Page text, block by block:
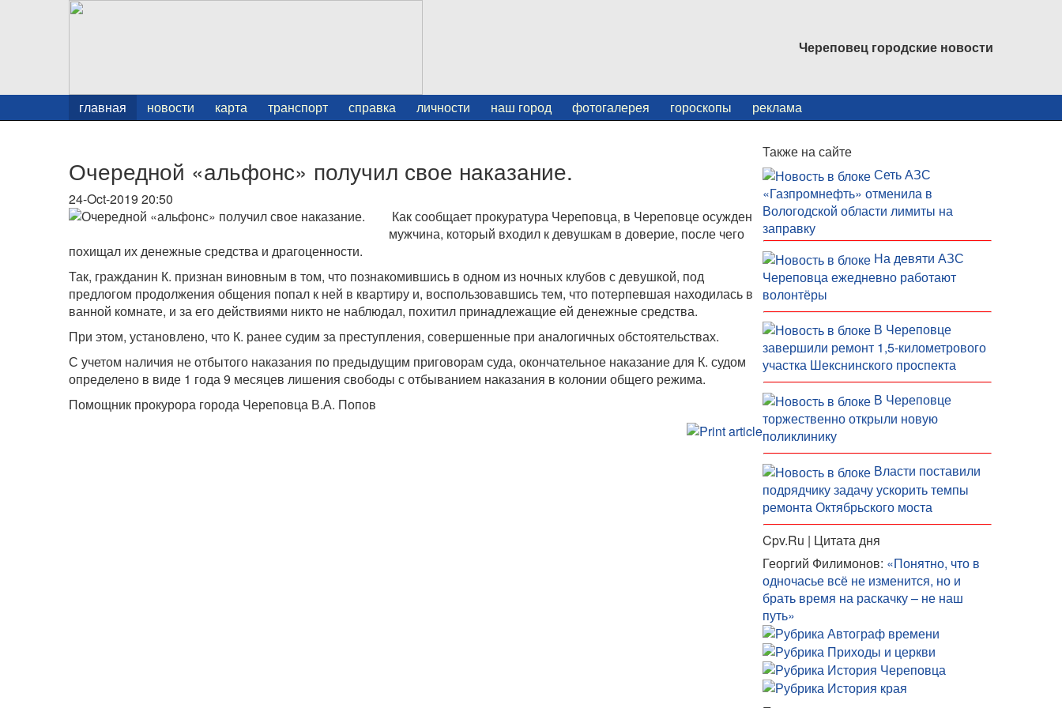
Череповец городские новости
главная новости карта транспорт справка личности наш город фотогалерея гороскопы реклама
Очередной «альфонс» получил свое наказание.
24-Oct-2019 20:50
Как сообщает прокуратура Череповца, в Череповце осужден
мужчина, который входил к девушкам в доверие, после чего
похищал их денежные средства и драгоценности.
Так, гражданин К. признан виновным в том, что познакомившись в одном из ночных клубов с девушкой, под
предлогом продолжения общения попал к ней в квартиру и, воспользовавшись тем, что потерпевшая находилась в
ванной комнате, и за его действиями никто не наблюдал, похитил принадлежащие ей денежные средства.
При этом, установлено, что К. ранее судим за преступления, совершенные при аналогичных обстоятельствах.
С учетом наличия не отбытого наказания по предыдущим приговорам суда, окончательное наказание для К. судом
определено в виде 1 года 9 месяцев лишения свободы с отбыванием наказания в колонии общего режима.
Помощник прокурора города Череповца В.А. Попов
Также на сайте
Сеть АЗС
«Газпромнефть» отменила в
Вологодской области лимиты на
заправку
На девяти АЗС
Череповца ежедневно работают
волонтёры
В Череповце
завершили ремонт 1,5-километрового
участка Шекснинского проспекта
В Череповце
торжественно открыли новую
поликлинику
Власти поставили
подрядчику задачу ускорить темпы
ремонта Октябрьского моста
Cpv.Ru | Цитата дня
Георгий Филимонов: «Понятно, что в
одночасье всё не изменится, но и
брать время на раскачку – не наш
путь»